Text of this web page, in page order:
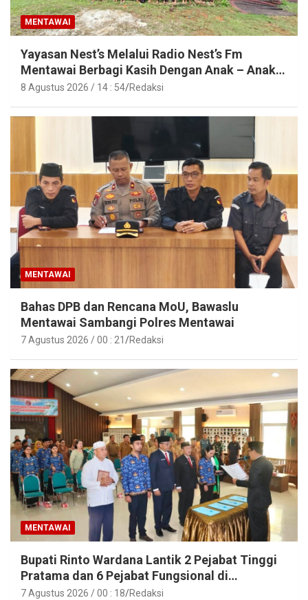
MENTAWAI
Yayasan Nest’s Melalui Radio Nest’s Fm
Mentawai Berbagi Kasih Dengan Anak – Anak
Asrama SMAN 2 Sipora
8 Agustus 2026 / 14 : 54 Redaksi
MENTAWAI
Bahas DPB dan Rencana MoU, Bawaslu
Mentawai Sambangi Polres Mentawai
7 Agustus 2026 / 00 : 21 Redaksi
MENTAWAI
Bupati Rinto Wardana Lantik 2 Pejabat Tinggi
Pratama dan 6 Pejabat Fungsional di
Lingkungan Pemkab Kepulauan Mentawai
7 Agustus 2026 / 00 : 18 Redaksi